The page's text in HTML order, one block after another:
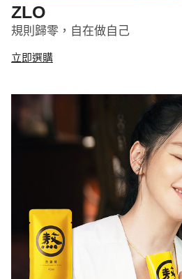
ZLO
規則歸零，自在做自己
立即選購